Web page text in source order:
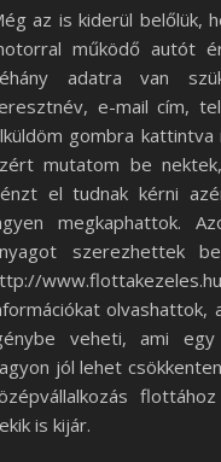
az is kiderül belőlük,
működő autót
adatra van
e-mail cím,
gombra
mutatom be
el tudnak kérni
megkaphattok.
szerezhettek
olvashattok,
veheti, ami egy
jól lehet
is kijár.